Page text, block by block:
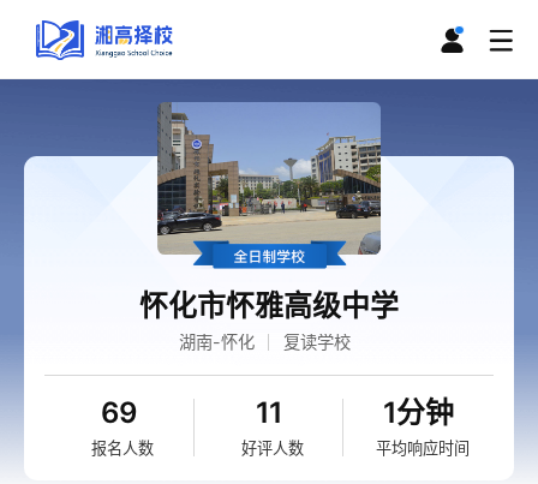
怀化市怀雅高级中学
湖南-怀化 复读学校
69
报名人数
11
好评人数
1分钟
平均响应时间